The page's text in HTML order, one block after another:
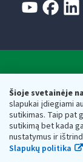
Šioje svetainėje
slapukai įdiegiami
sutikimas. Taip pat
sutikimą bet kada
nustatymus ir
Slapukų politika
Respublikos
Biudžetinė
adresas: Vasario
vmi@vmi.lt, E.
Duomenys apie
Respublikos